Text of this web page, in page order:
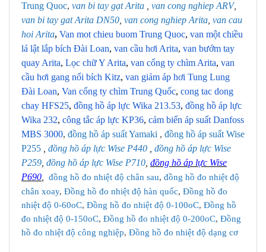
Trung Quoc, van bi tay gạt Arita , van cong nghiep ARV,
van bi tay gat Arita DN50, van cong nghiep Arita, van cau
hoi Arita, Van mot chieu buom Trung Quoc, van một chiều
lá lật lắp bích Đài Loan, van cầu hơi Arita, van bướm tay
quay Arita, Lọc chữ Y Arita, van cổng ty chìm Arita, van
cầu hơi gang nối bích Kitz, van giảm áp hơi Tung Lung
Đài Loan, Van cổng ty chìm Trung Quốc, cong tac dong
chay HFS25, đồng hồ áp lực Wika 213.53, đồng hồ áp lực
Wika 232, công tắc áp lực KP36, cảm biến áp suất Danfoss
MBS 3000, đồng hồ áp suất Yamaki , đồng hồ áp suất Wise
P255 , đồng hồ áp lực Wise P440 , đồng hồ áp lực Wise
P259, đồng hồ áp lực Wise P710, đồng hồ áp lực Wise
P690, đồng hồ đo nhiệt độ chân sau, đồng hồ đo nhiệt độ
chân xoay, Đồng hồ đo nhiệt độ hàn quốc, Đồng hồ đo
nhiệt độ 0-60oC, Đồng hồ đo nhiệt độ 0-100oC, Đồng hồ
đo nhiệt độ 0-150oC, Đồng hồ đo nhiệt độ 0-200oC, Đồng
hồ đo nhiệt độ công nghiệp, Đồng hồ đo nhiệt độ dạng cơ